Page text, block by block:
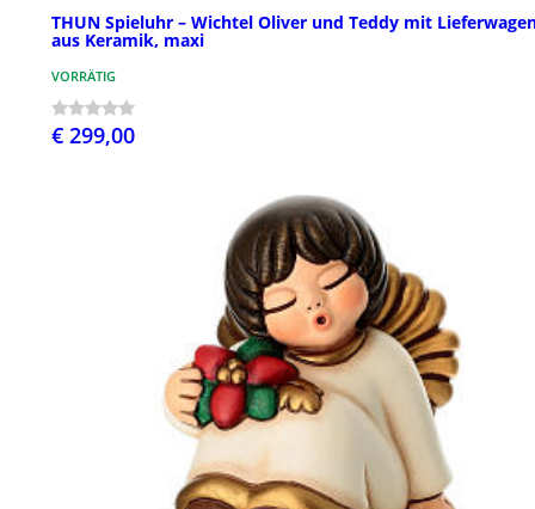
THUN Spieluhr – Wichtel Oliver und Teddy mit
aus Keramik, maxi
VORRÄTIG
€ 299,00